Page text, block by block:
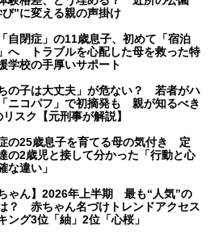
び”に変える親の声掛け
自閉症」の11歳息子、初めて「宿泊
へ トラブルを心配した母を救った特
学校の手厚いサポート
ちの子は大丈夫」が危ない？ 若者がハ
ニコパフ」で初摘発も 親が知るべき
スク【元刑事が解説】
の25歳息子を育てる母の気付き 定
の2歳児と接して分かった「行動と心
な違い」
ちゃん】2026年上半期 最も“人気”の
？ 赤ちゃん名づけトレンドアクセス
ング3位「紬」2位「心桜」